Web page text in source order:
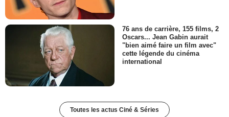
76 ans de carrière, 155 films, 2
Oscars... Jean Gabin aurait
"bien aimé faire un film avec"
cette légende du cinéma
international
Toutes les actus Ciné & Séries